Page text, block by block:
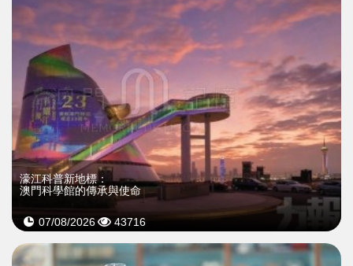
濠江科普新地標：
澳門科學館的傳承與使命
07/08/2026 43716